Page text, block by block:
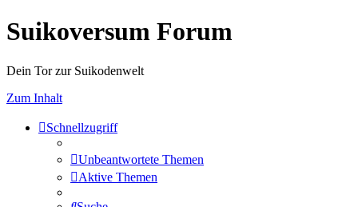
Suikoversum Forum
Dein Tor zur Suikodenwelt
Zum Inhalt
Schnellzugriff
Unbeantwortete Themen
Aktive Themen